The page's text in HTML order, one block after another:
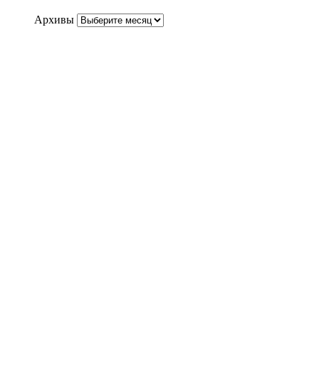
Архивы